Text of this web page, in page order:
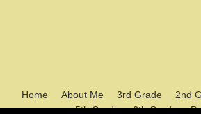
Home About Me 3rd Grade 2nd
5th Grade
6th Grade